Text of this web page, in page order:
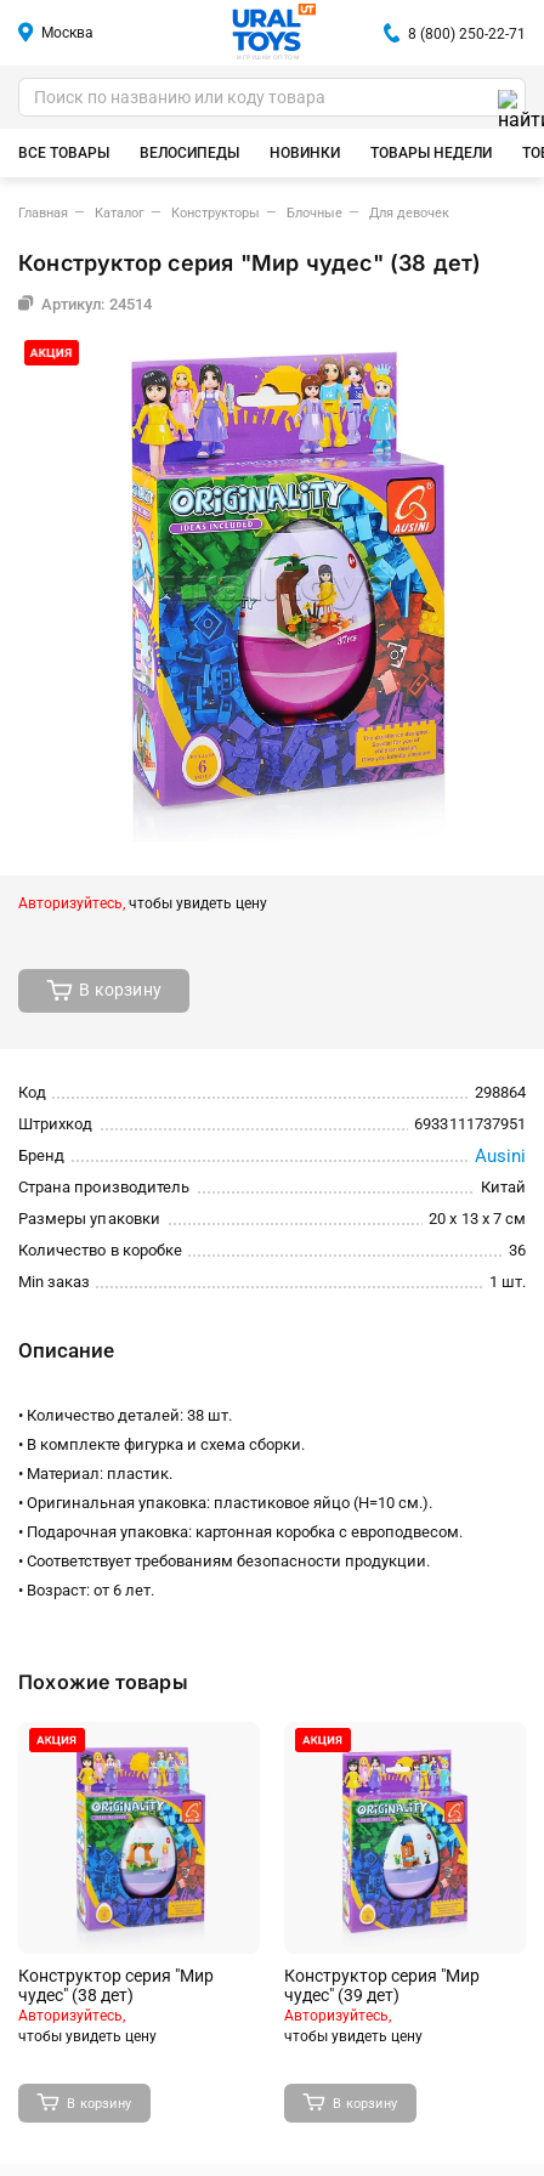
Москва
ИГРУШКИ ОПТОМ
8 (800) 250-22-71
ВСЕ ТОВАРЫ ВЕЛОСИПЕДЫ НОВИНКИ ТОВАРЫ НЕДЕЛИ
Главная Каталог Конструкторы Блочные Для девочек
Конструктор серия "Мир чудес" (38 дет)
Артикул: 24514
Авторизуйтесь, чтобы увидеть цену
В корзину
Код
298864
Штрихкод
6933111737951
Бренд
Ausini
Страна производитель
Китай
Размеры упаковки
20 x 13 x 7 см
Количество в коробке
36
Min заказ
1 шт.
Описание
• Количество деталей: 38 шт.
• В комплекте фигурка и схема сборки.
• Материал: пластик.
• Оригинальная упаковка: пластиковое яйцо (Н=10 см.).
• Подарочная упаковка: картонная коробка с европодвесом.
• Соответствует требованиям безопасности продукции.
• Возраст: от 6 лет.
Похожие товары
Конструктор серия "Мир
чудес" (38 дет)
Авторизуйтесь,
чтобы увидеть цену
В корзину
Конструктор серия "Мир
чудес" (39 дет)
Авторизуйтесь,
чтобы увидеть цену
В корзину